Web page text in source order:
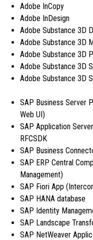
Adobe InCopy
Adobe InDesign
Adobe Substance 3D
Adobe Substance 3D
Adobe Substance 3D
Adobe Substance 3D
Adobe Substance 3D
SAP Business Server
Web UI)
SAP Application
RFCSDK
SAP Business
SAP ERP Central
Management)
SAP Fiori App
SAP HANA database
SAP Identity
SAP Landscape
SAP NetWeaver